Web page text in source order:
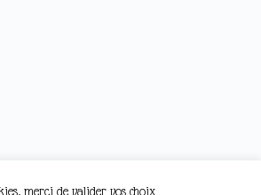
merci de valider vos choix